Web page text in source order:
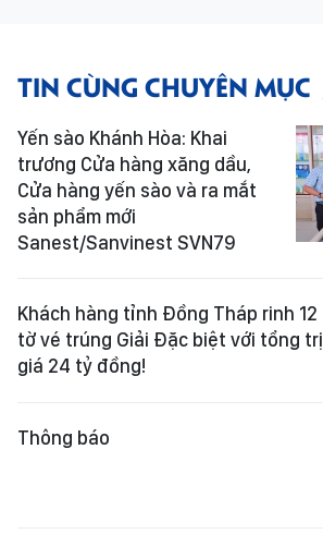
TIN CÙNG CHUYÊN MỤC
Yến sào Khánh Hòa: Khai
trương Cửa hàng xăng dầu,
Cửa hàng yến sào và ra mắt
sản phẩm mới
Sanest/Sanvinest SVN79
Khách hàng tỉnh Đồng Tháp rinh 12
tờ vé trúng Giải Đặc biệt với tổng trị
giá 24 tỷ đồng!
Thông báo